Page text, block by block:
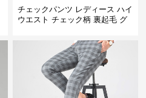
チェックパンツ レディース ハイ
ウエスト チェック柄 裏起毛 グ